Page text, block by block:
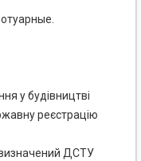
у будівництві
реєстрацію
визначений ДСТУ